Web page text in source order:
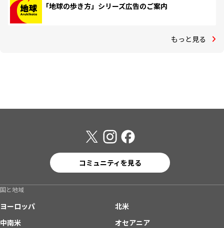
「地球の歩き方」シリーズ広告のご案内
もっと見る
コミュニティを見る
国と地域
ヨーロッパ
北米
中南米
オセアニア